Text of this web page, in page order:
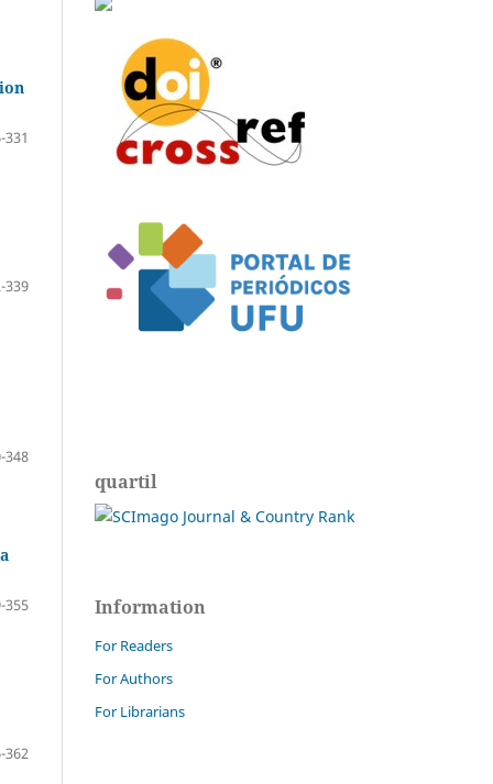
331
339
348
355
362
quartil
Information
For Readers
For Authors
For Librarians